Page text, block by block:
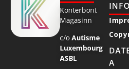
Konterbont
Magasinn
c/oAutisme
Luxembourg
ASBL
A